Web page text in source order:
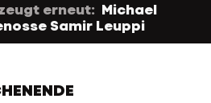
erneut: Michael
Samir Leuppi